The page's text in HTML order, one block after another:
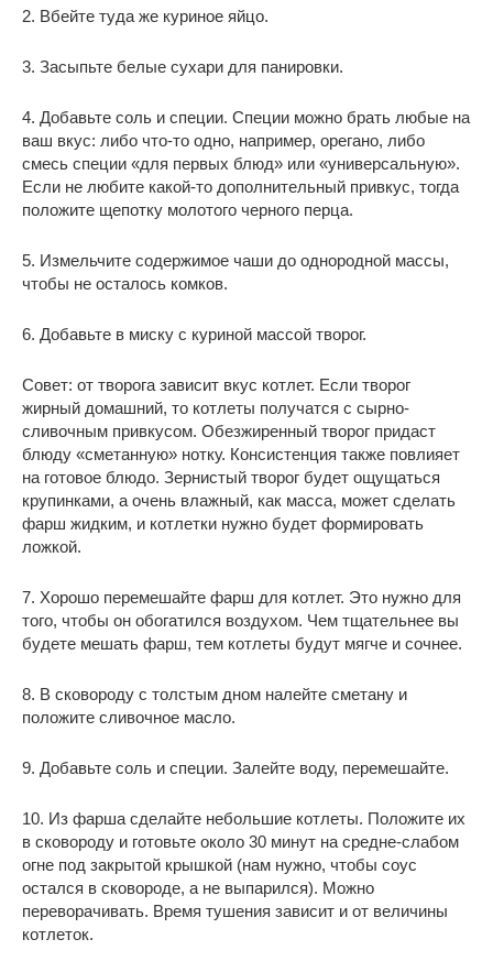
2. Вбейте туда же куриное яйцо.
3. Засыпьте белые сухари для панировки.
4. Добавьте соль и специи. Специи можно брать любые на
ваш вкус: либо что-то одно, например, орегано, либо
смесь специи «для первых блюд» или «универсальную».
Если не любите какой-то дополнительный привкус, тогда
положите щепотку молотого черного перца.
5. Измельчите содержимое чаши до однородной массы,
чтобы не осталось комков.
6. Добавьте в миску с куриной массой творог.
Совет: от творога зависит вкус котлет. Если творог
жирный домашний, то котлеты получатся с сырно-
сливочным привкусом. Обезжиренный творог придаст
блюду «сметанную» нотку. Консистенция также повлияет
на готовое блюдо. Зернистый творог будет ощущаться
крупинками, а очень влажный, как масса, может сделать
фарш жидким, и котлетки нужно будет формировать
ложкой.
7. Хорошо перемешайте фарш для котлет. Это нужно для
того, чтобы он обогатился воздухом. Чем тщательнее вы
будете мешать фарш, тем котлеты будут мягче и сочнее.
8. В сковороду с толстым дном налейте сметану и
положите сливочное масло.
9. Добавьте соль и специи. Залейте воду, перемешайте.
10. Из фарша сделайте небольшие котлеты. Положите их
в сковороду и готовьте около 30 минут на средне-слабом
огне под закрытой крышкой (нам нужно, чтобы соус
остался в сковороде, а не выпарился). Можно
переворачивать. Время тушения зависит и от величины
котлеток.